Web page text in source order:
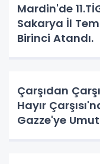
Mardin'de
Sakarya İl
Birinci Atandı.
Çarşıdan
Hayır
Gazze'ye